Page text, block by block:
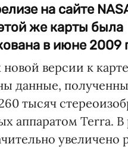
на сайте
же карты была
в июне 2009
новой версии к
данные,
тысяч
аппаратом Terra. В
увеличено